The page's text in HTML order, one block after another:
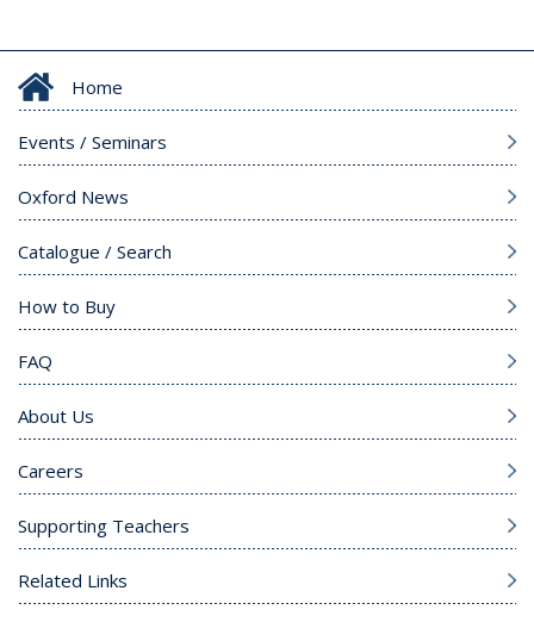
Home
Events / Seminars
Oxford News
Catalogue / Search
How to Buy
FAQ
About Us
Careers
Supporting Teachers
Related Links